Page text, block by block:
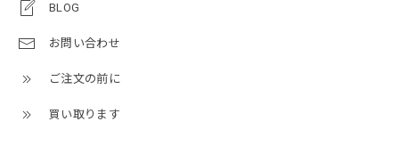
BLOG
お問い合わせ
ご注文の前に
買い取ります